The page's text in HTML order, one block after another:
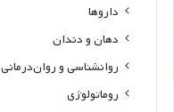
داروها
دهان و دندان
روانشناسی و روان‌درمانی
روماتولوژی